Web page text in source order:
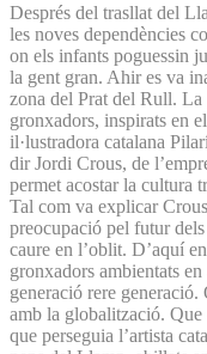
Després del trasllat del
les noves dependències
on els infants poguessin
la gent gran. Ahir es va
zona del Prat del Rull. La
gronxadors, inspirats en
il·lustradora catalana
dir Jordi Crous, de
permet acostar la cultura
Tal com va explicar
preocupació pel futur
caure en l’oblit. D’aquí
gronxadors ambientats en
generació rere
amb la globalització.
que perseguia l’artista